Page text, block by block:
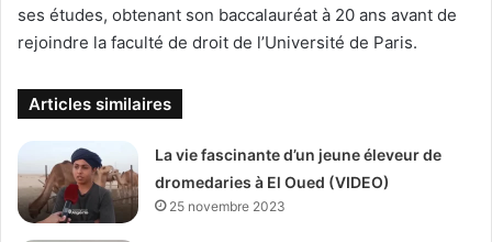
ses études, obtenant son baccalauréat à 20 ans avant de
rejoindre la faculté de droit de l’Université de Paris.
Articles similaires
La vie fascinante d’un jeune éleveur de
dromedaries à El Oued (VIDEO)
25 novembre 2023